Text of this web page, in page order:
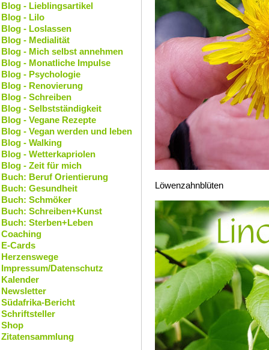
Löwenzahnblüten
Blog - Lieblingsartikel
Blog - Lilo
Blog - Loslassen
Blog - Medialität
Blog - Mich selbst annehmen
Blog - Monatliche Impulse
Blog - Psychologie
Blog - Renovierung
Blog - Schreiben
Blog - Selbstständigkeit
Blog - Vegane Rezepte
Blog - Vegan werden und leben
Blog - Walking
Blog - Wetterkapriolen
Blog - Zeit für mich
Buch: Beruf Orientierung
Buch: Gesundheit
Buch: Schmöker
Buch: Schreiben+Kunst
Buch: Sterben+Leben
Coaching
E-Cards
Herzenswege
Impressum/Datenschutz
Kalender
Newsletter
Südafrika-Bericht
Schriftsteller
Shop
Zitatensammlung